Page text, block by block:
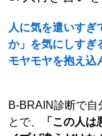
人に気を遣いすぎ
か」を気にしすぎ
モヤモヤを抱え込
B-BRAIN診断で自
とで、
「この人